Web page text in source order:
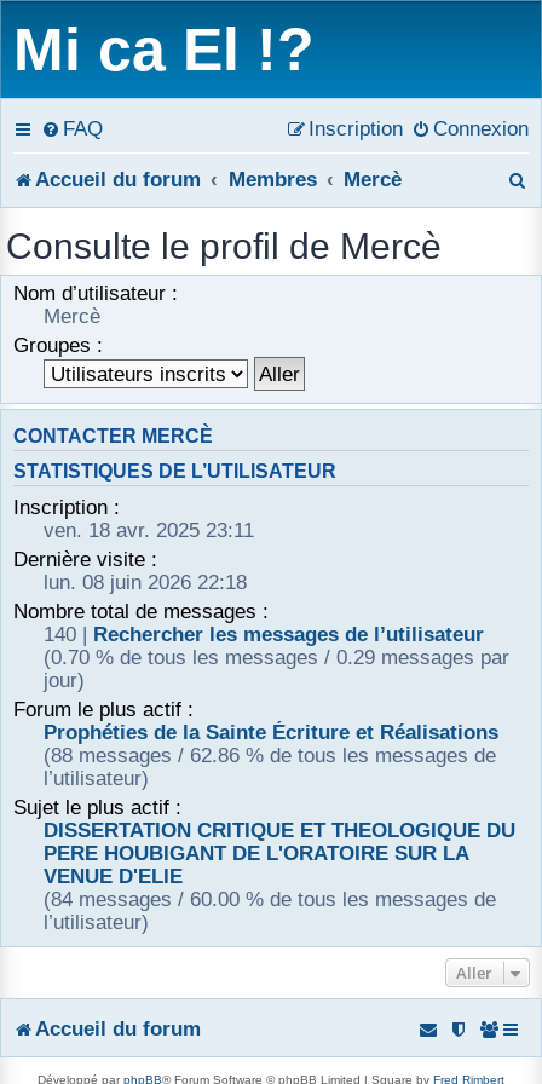
Mi ca El !?
FAQ Connexion
Inscription
Accueil du forum Membres Mercè
h
Consulte le profil de Mercè
Nom d’utilisateur :
Mercè
Groupes :
CONTACTER MERCÈ
STATISTIQUES DE L’UTILISATEUR
Inscription :
ven. 18 avr. 2025 23:11
Dernière visite :
lun. 08 juin 2026 22:18
Nombre total de messages :
140 | Rechercher les messages de l’utilisateur
(0.70 % de tous les messages / 0.29 messages par
jour)
Forum le plus actif :
Prophéties de la Sainte Écriture et Réalisations
(88 messages / 62.86 % de tous les messages de
l’utilisateur)
Sujet le plus actif :
DISSERTATION CRITIQUE ET THEOLOGIQUE DU
PERE HOUBIGANT DE L'ORATOIRE SUR LA
VENUE D'ELIE
(84 messages / 60.00 % de tous les messages de
l’utilisateur)
Aller
Accueil du forum
Développé parphpBB® Forum Software © phpBB Limited | Square by Fred Rimbert